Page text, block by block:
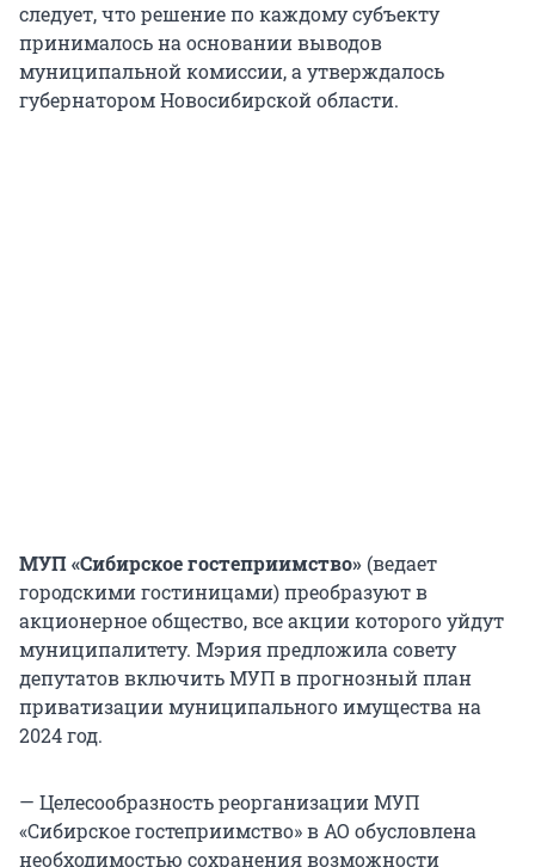
следует, что решение по каждому субъекту
принималось на основании выводов
муниципальной комиссии, а утверждалось
губернатором Новосибирской области.
МУП «Сибирское гостеприимство» (ведает
городскими гостиницами) преобразуют в
акционерное общество, все акции которого уйдут
муниципалитету. Мэрия предложила совету
депутатов включить МУП в прогнозный план
приватизации муниципального имущества на
2024 год.
— Целесообразность реорганизации МУП
«Сибирское гостеприимство» в АО обусловлена
необходимостью сохранения возможности